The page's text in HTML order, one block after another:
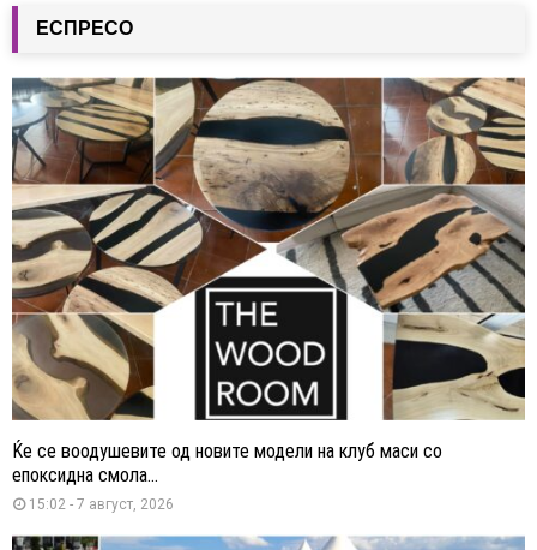
ЕСПРЕСО
Ќе се воодушевите од новите модели на клуб маси со
епоксидна смола...
15:02 - 7 август, 2026